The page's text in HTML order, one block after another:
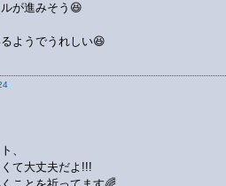
が進みそう😆
ようでうれしい😆
、
て大丈夫だよ!!!